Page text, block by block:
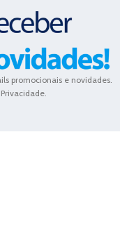
promocionais e novidades.